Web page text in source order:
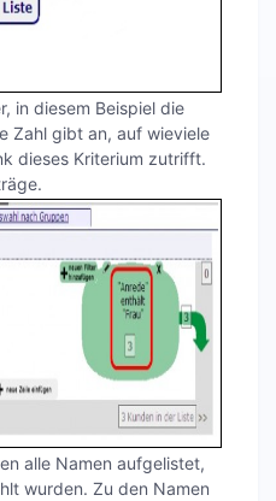
in diesem Beispiel die
Zahl gibt an, auf wieviele
dieses Kriterium zutrifft.
alle Namen aufgelistet,
wurden. Zu den Namen